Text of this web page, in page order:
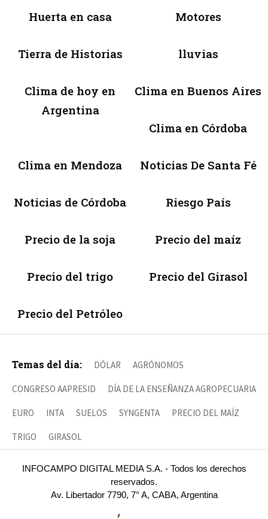
Huerta en casa Motores
Tierra de Historias lluvias
Clima de hoy en
Argentina
Clima en Buenos Aires
Clima en Córdoba
Clima en Mendoza Noticias De Santa Fé
Noticias de Córdoba Riesgo País
Precio de la soja Precio del maíz
Precio del trigo Precio del Girasol
Precio del Petróleo
Temas del día: DÓLAR AGRÓNOMOS
CONGRESO AAPRESID DÍA DE LA ENSEÑANZA AGROPECUARIA
EURO INTA SUELOS SYNGENTA PRECIO DEL MAÍZ
TRIGO GIRASOL
INFOCAMPO DIGITAL MEDIA S.A. - Todos los derechos
reservados.
Av. Libertador 7790, 7° A, CABA, Argentina